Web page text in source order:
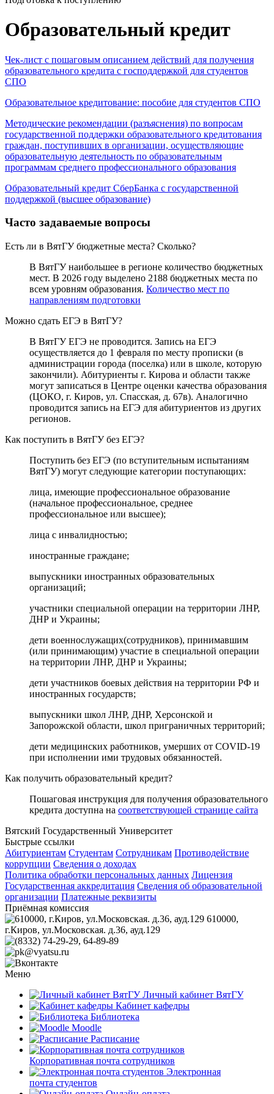
Образовательный кредит
Чек-лист с пошаговым описанием действий для получения
образовательного кредита с господдержкой для студентов
СПО
Образовательное кредитование: пособие для студентов СПО
Методические рекомендации (разъяснения) по вопросам
государственной поддержки образовательного кредитования
граждан, поступивших в организации, осуществляющие
образовательную деятельность по образовательным
программам среднего профессионального образования
Образовательный кредит СберБанка с государственной
поддержкой (высшее образование)
Часто задаваемые вопросы
Есть ли в ВятГУ бюджетные места? Сколько?
В ВятГУ наибольшее в регионе количество бюджетных
мест. В 2026 году выделено 2188 бюджетных места по
всем уровням образования. Количество мест по
направлениям подготовки
Можно сдать ЕГЭ в ВятГУ?
В ВятГУ ЕГЭ не проводится. Запись на ЕГЭ
осуществляется до 1 февраля по месту прописки (в
администрации города (поселка) или в школе, которую
закончили). Абитуриенты г. Кирова и области также
могут записаться в Центре оценки качества образования
(ЦОКО, г. Киров, ул. Спасская, д. 67в). Аналогично
проводится запись на ЕГЭ для абитуриентов из других
регионов.
Как поступить в ВятГУ без ЕГЭ?
Поступить без ЕГЭ (по вступительным испытаниям
ВятГУ) могут следующие категории поступающих:
лица, имеющие профессиональное образование
(начальное профессиональное, среднее
профессиональное или высшее);
лица с инвалидностью;
иностранные граждане;
выпускники иностранных образовательных
организаций;
участники специальной операции на территории ЛНР,
ДНР и Украины;
дети военнослужащих(сотрудников), принимавшим
(или принимающим) участие в специальной операции
на территории ЛНР, ДНР и Украины;
дети участников боевых действия на территории РФ и
иностранных государств;
выпускники школ ЛНР, ДНР, Херсонской и
Запорожской области, школ приграничных территорий;
дети медицинских работников, умерших от COVID-19
при исполнении ими трудовых обязанностей.
Как получить образовательный кредит?
Пошаговая инструкция для получения образовательного
кредита доступна на соответствующей странице сайта
Вятский Государственный Университет
Быстрые ссылки
Абитуриентам Студентам Сотрудникам Противодействие
коррупции Сведения о доходах
Политика обработки персональных данных Лицензия
Государственная аккредитация Сведения об образовательной
организации Платежные реквизиты
Приёмная комиссия
610000,
г.Киров, ул.Московская. д.36, ауд.129
Меню
Личный кабинет ВятГУ
Кабинет кафедры
Библиотека
Moodle
Расписание
Корпоративная почта сотрудников
Электронная
почта студентов